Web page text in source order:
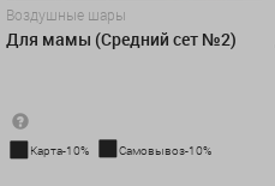
Воздушные шары
Для мамы (Средний сет №2)
Карта-10% Самовывоз-10%